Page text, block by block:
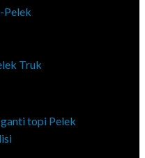
Pelek
Truk
topi Pelek